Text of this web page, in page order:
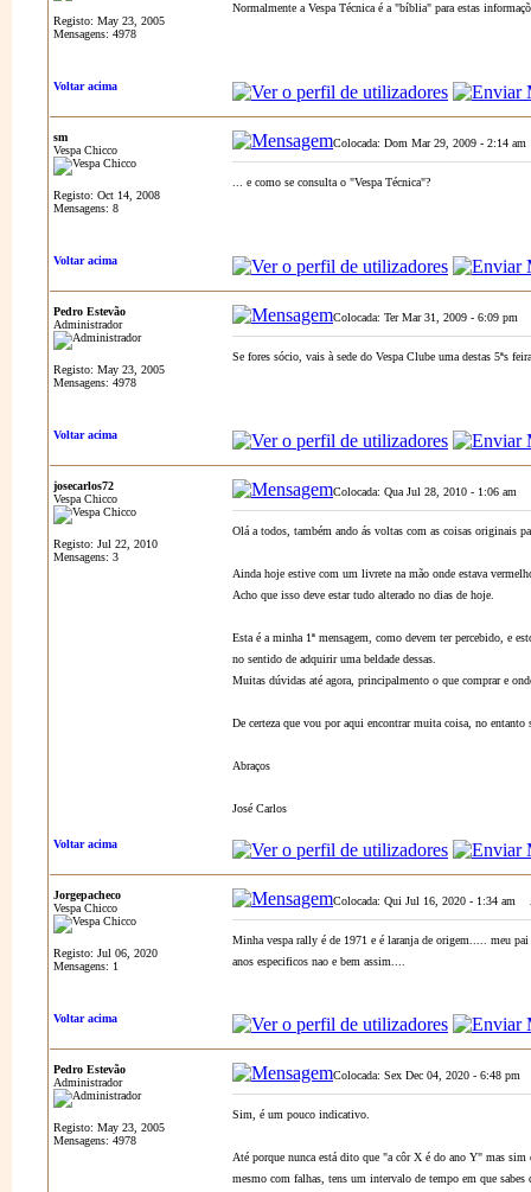
Registo: May 23, 2005
Mensagens: 4978
Normalmente a Vespa Técnica é a "bíblia" para estas
Voltar acima
sm
Vespa Chicco
Registo: Oct 14, 2008
Mensagens: 8
Colocada: Dom Mar 29, 2009 - 2:14 am
... e como se consulta o "Vespa Técnica"?
Voltar acima
Pedro Estevão
Administrador
Registo: May 23, 2005
Mensagens: 4978
Colocada: Ter Mar 31, 2009 - 6:09 pm
Se fores sócio, vais à sede do Vespa Clube uma destas 5ªs
Voltar acima
josecarlos72
Vespa Chicco
Registo: Jul 22, 2010
Mensagens: 3
Colocada: Qua Jul 28, 2010 - 1:06 am
Olá a todos, também ando ás voltas com as coisas originais
Ainda hoje estive com um livrete na mão onde estava
Acho que isso deve estar tudo alterado no dias de hoje.
Esta é a minha 1ª mensagem, como devem ter percebido, e
no sentido de adquirir uma beldade dessas.
Muitas dúvidas até agora, principalmento o que comprar e
De certeza que vou por aqui encontrar muita coisa, no
Abraços
José Carlos
Voltar acima
Jorgepacheco
Vespa Chicco
Registo: Jul 06, 2020
Mensagens: 1
Colocada: Qui Jul 16, 2020 - 1:34 am
Minha vespa rally é de 1971 e é laranja de origem..... meu
anos especificos nao e bem assim....
Voltar acima
Pedro Estevão
Administrador
Registo: May 23, 2005
Mensagens: 4978
Colocada: Sex Dec 04, 2020 - 6:48 pm
Sim, é um pouco indicativo.
Até porque nunca está dito que "a côr X é do ano Y" mas
mesmo com falhas, tens um intervalo de tempo em que sabes